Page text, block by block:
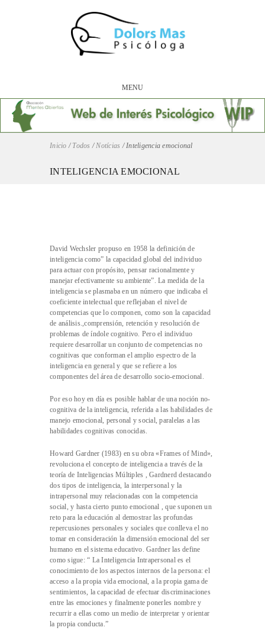
MENU
Inicio / Todos /Notícias /Inteligencia emocional
INTELIGENCIA EMOCIONAL
David Wechsler propuso en 1958 la definición de
inteligencia como” la capacidad global del individuo
para actuar con propósito, pensar racionalmente y
manejar efectivamente su ambiente”. La medida de la
inteligencia se plasmaba en un número que indicaba el
coeficiente intelectual que reflejaban el nivel de
competencias que lo componen, como son la capacidad
de análisis.,comprensión, retención y resolución de
problemas de índole cognitivo. Pero el individuo
requiere desarrollar un conjunto de competencias no
cognitivas que conforman el amplio espectro de la
inteligencia en general y que se refiere a los
componentes del área de desarrollo socio-emocional.
Por eso hoy en día es posible hablar de una noción no-
cognitiva de la inteligencia, referida a las habilidades de
manejo emocional, personal y social, paralelas a las
habilidades cognitivas conocidas.
Howard Gardner (1983) en su obra «Frames of Mind»,
revoluciona el concepto de inteligencia a través de la
teoría de Inteligencias Múltiples , Gardnerd destacando
dos tipos de inteligencia, la interpersonal y la
intrapersonal muy relacionadas con la competencia
social, y hasta cierto punto emocional , que suponen un
reto para la educación al demostrar las profundas
repercusiones personales y sociales que conlleva el no
tomar en consideración la dimensión emocional del ser
humano en el sistema educativo. Gardner las define
como sigue: “ La Inteligencia Intrapersonal es el
conocimiento de los aspectos internos de la persona: el
acceso a la propia vida emocional, a la propia gama de
sentimientos, la capacidad de efectuar discriminaciones
entre las emociones y finalmente ponerles nombre y
recurrir a ellas como un medio de interpretar y orientar
la propia conducta.”